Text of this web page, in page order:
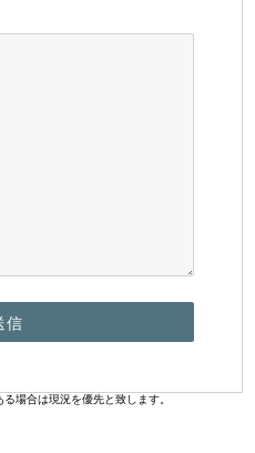
場合は現況を優先と致します。